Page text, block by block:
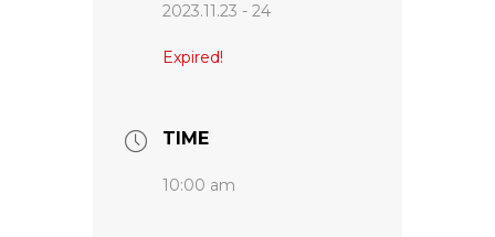
2023.11.23 - 24
Expired!
TIME
10:00 am